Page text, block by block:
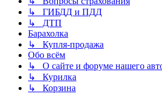
↳ ГИБДД и ПДД
↳ ДТП
Барахолка
↳ Купля-продажа
Обо всём
↳ О сайте и форуме нашего
↳ Курилка
↳ Корзина